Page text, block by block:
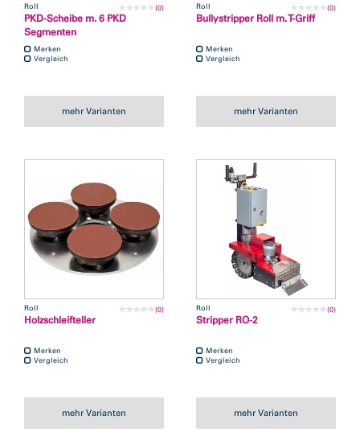
Roll (0)
PKD-Scheibe m. 6 PKD
Segmenten
Merken
Vergleich
mehr Varianten
Roll (0)
Bullystripper Roll m. T-Griff
Merken
Vergleich
mehr Varianten
Roll (0)
Holzschleifteller
Merken
Vergleich
mehr Varianten
Roll (0)
Stripper RO-2
Merken
Vergleich
mehr Varianten